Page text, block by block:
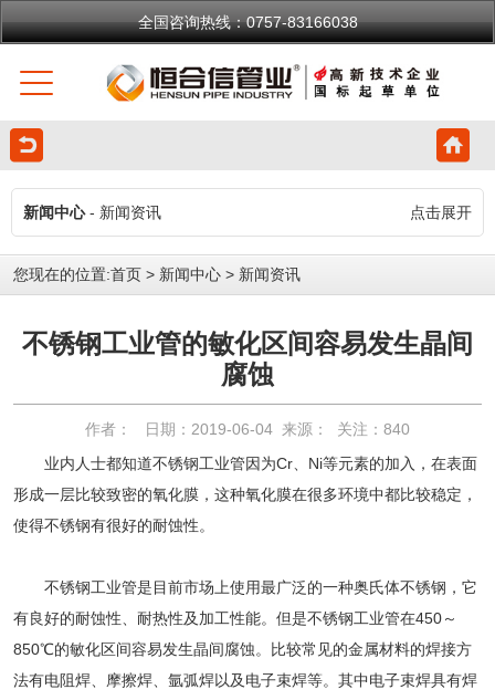
全国咨询热线：0757-83166038
新闻中心- 新闻资讯 点击展开
您现在的位置:首页 > 新闻中心 > 新闻资讯
不锈钢工业管的敏化区间容易发生晶间
腐蚀
作者： 日期：2019-06-04 来源： 关注： 840
业内人士都知道不锈钢工业管因为Cr、Ni等元素的加入，在表面
形成一层比较致密的氧化膜，这种氧化膜在很多环境中都比较稳定，
使得不锈钢有很好的耐蚀性。
不锈钢工业管是目前市场上使用最广泛的一种奥氏体不锈钢，它
有良好的耐蚀性、耐热性及加工性能。但是不锈钢工业管在450～
850℃的敏化区间容易发生晶间腐蚀。比较常见的金属材料的焊接方
法有电阻焊、摩擦焊、氩弧焊以及电子束焊等。其中电子束焊具有焊